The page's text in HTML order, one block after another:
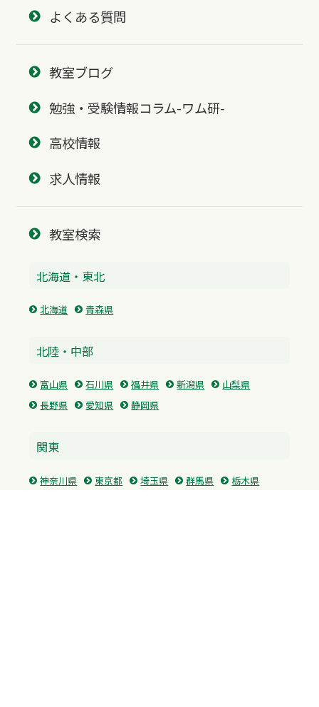
よくある質問
教室ブログ
勉強・受験情報コラム-ワム研-
高校情報
求人情報
教室検索
北海道・東北
北海道 青森県
北陸・中部
富山県 石川県 福井県 新潟県
山梨県
長野県
愛知県 静岡県
関東
神奈川県 東京都 埼玉県 群馬県
栃木県